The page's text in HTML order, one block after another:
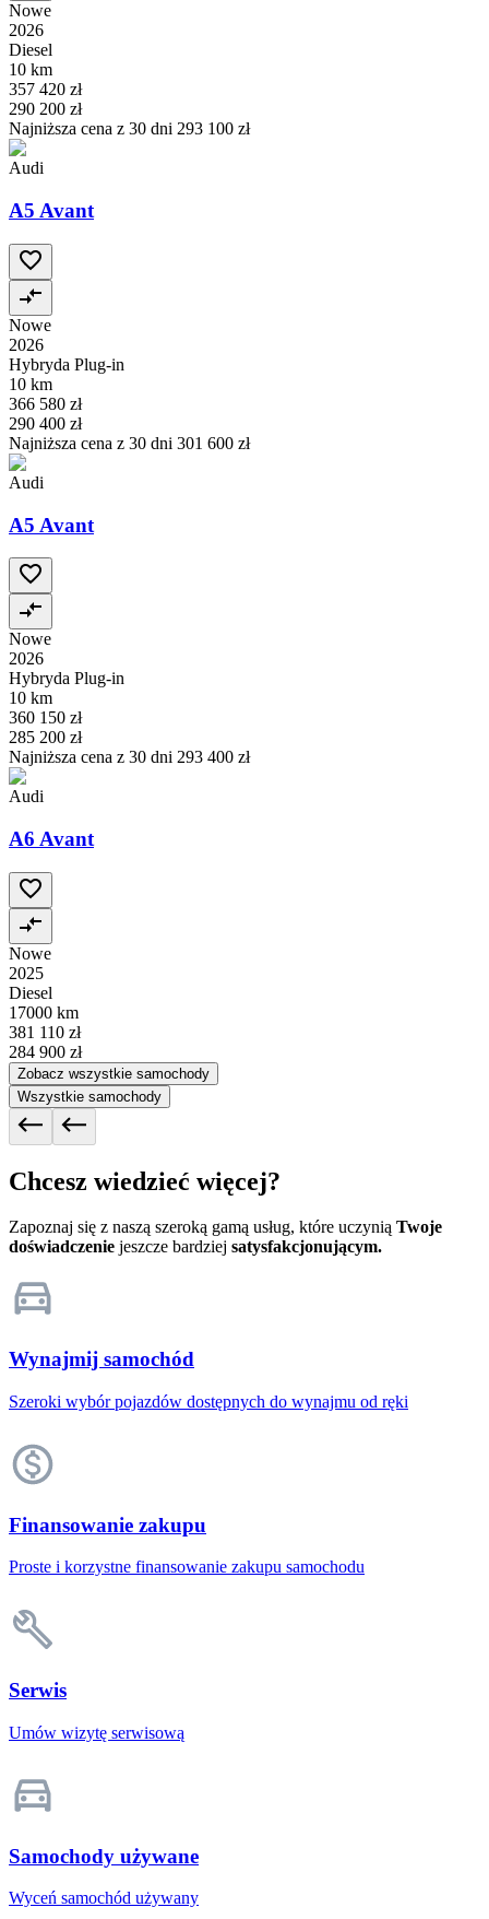
Nowe
2026
Diesel
10 km
357 420 zł
290 200 zł
Najniższa cena z 30 dni 293 100 zł
Audi
A5 Avant
Nowe
2026
Hybryda Plug-in
10 km
366 580 zł
290 400 zł
Najniższa cena z 30 dni 301 600 zł
Audi
A5 Avant
Nowe
2026
Hybryda Plug-in
10 km
360 150 zł
285 200 zł
Najniższa cena z 30 dni 293 400 zł
Audi
A6 Avant
Nowe
2025
Diesel
17000 km
381 110 zł
284 900 zł
Zobacz wszystkie samochody
Wszystkie samochody
Chcesz wiedzieć więcej?
Zapoznaj się z naszą szeroką gamą usług, które uczynią Twoje
doświadczenie jeszcze bardziej satysfakcjonującym.
Wynajmij samochód
Szeroki wybór pojazdów dostępnych do wynajmu od ręki
Finansowanie zakupu
Proste i korzystne finansowanie zakupu samochodu
Serwis
Umów wizytę serwisową
Samochody używane
Wyceń samochód używany